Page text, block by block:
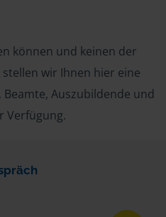
können und keinen der
wir Ihnen hier eine
Auszubildende und
Verfügung.